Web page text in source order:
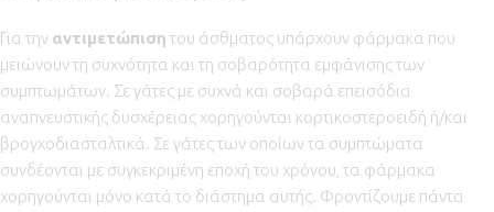
Για την αντιμετώπιση του άσθματος υπάρχουν φάρμακα που
μειώνουν τη συχνότητα και τη σοβαρότητα εμφάνισης των
συμπτωμάτων. Σε γάτες με συχνά και σοβαρά επεισόδια
αναπνευστικής δυσχέρειας χορηγούνται κορτικοστεροειδή ή/και
βρογχοδιασταλτικά. Σε γάτες των οποίων τα συμπτώματα
συνδέονται με συγκεκριμένη εποχή του χρόνου, τα φάρμακα
χορηγούνται μόνο κατά το διάστημα αυτής. Φροντίζουμε πάντα